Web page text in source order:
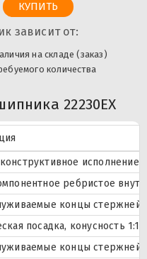
зависит от:
на складе (заказ)
количества
22230EX
исполнение.
ребристое
концы стержней,
посадка, конусность 1:12.
концы стержней,